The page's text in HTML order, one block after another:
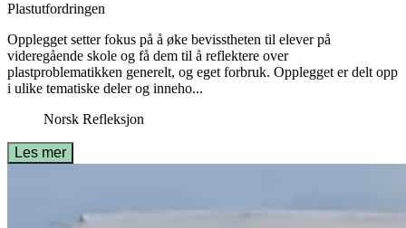
Plastutfordringen
Opplegget setter fokus på å øke bevisstheten til elever på
videregående skole og få dem til å reflektere over
plastproblematikken generelt, og eget forbruk. Opplegget er delt opp
i ulike tematiske deler og inneho...
Norsk Refleksjon
Les mer